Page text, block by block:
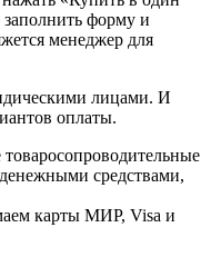
форму и
менеджер для
лицами. И
оплаты.
средствами,
карты МИР, Visa и